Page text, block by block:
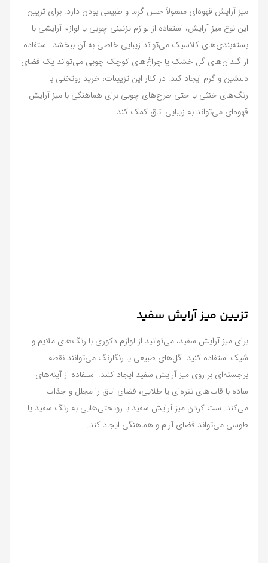
میز آرایش قهوه‌ای معمولاً حس گرما و طبیعی بودن دارد. برای تزیین
این نوع میز آرایش، استفاده از لوازم تزئینی چوبی یا لوازم آرایشی با
بسته‌بندی‌های کلاسیک می‌تواند زیبایی خاصی به آن ببخشد. استفاده
از گلدان‌های گل خشک یا چراغ‌های کوچک چوبی می‌تواند یک فضای
دلنشین و گرم ایجاد کند. در کنار این تزیینات، خرید روتختی با
رنگ‌های خنثی یا حتی طرح‌های چوبی برای هماهنگی با میز آرایش
قهوه‌ای می‌تواند به زیبایی اتاق کمک کند.
تزیین میز آرایش سفید
برای میز آرایش سفید، می‌توانید از لوازم دکوری با رنگ‌های ملایم و
شیک استفاده کنید. گل‌های طبیعی یا رنگارنگ می‌توانند نقطه‌
برجسته‌ای بر روی میز آرایش سفید ایجاد کنند. استفاده از آینه‌های
ساده با قاب‌های نقره‌ای یا طلایی، فضای اتاق را مجلل و جذاب
می‌کند. ست کردن میز آرایش سفید با روتختی‌هایی به رنگ سفید یا
طوسی می‌تواند فضای آرام و هماهنگی ایجاد کند.